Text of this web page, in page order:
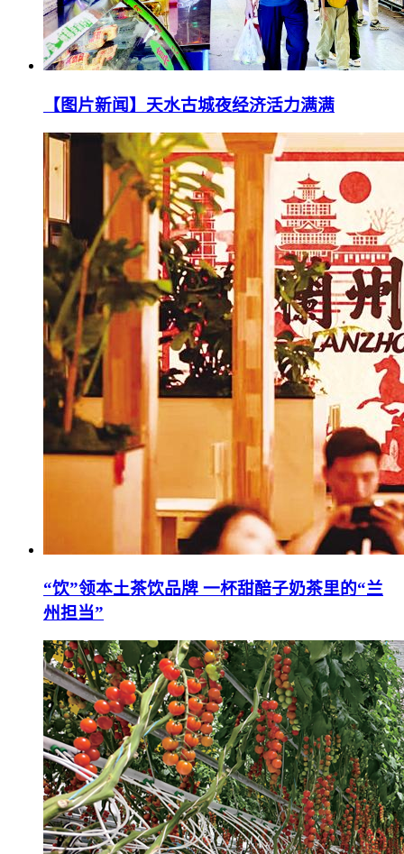
【图片新闻】天水古城夜经济活力满满
“饮”领本土茶饮品牌 一杯甜醅子奶茶里的“兰
州担当”